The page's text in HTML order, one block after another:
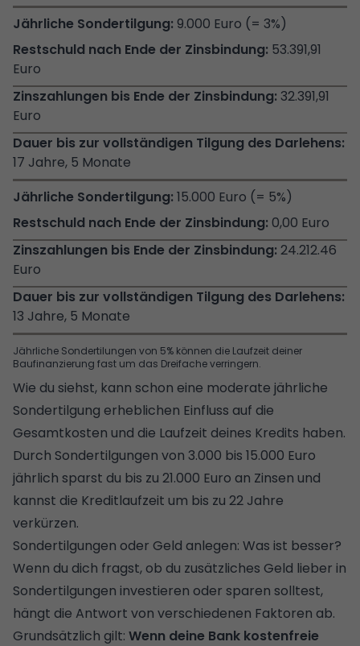
Jährliche Sondertilungen von 5% können die Laufzeit deiner
Baufinanzierung fast um das Dreifache verringern.
9.000 Euro (= 3%)
53.391,91
Euro
32.391,91
Euro
17 Jahre, 5 Monate
15.000 Euro (= 5%)
0,00 Euro
24.212.46
Euro
13 Jahre, 5 Monate
Wie du siehst, kann schon eine moderate jährliche
Sondertilgung erheblichen Einfluss auf die
Gesamtkosten und die Laufzeit deines Kredits haben.
​Durch Sondertilgungen von 3.000 bis 15.000 Euro
jährlich sparst du bis zu 21.000 Euro an Zinsen und
kannst die Kreditlaufzeit um bis zu 22 Jahre
verkürzen.
Sondertilgungen oder Geld anlegen: Was ist besser?
Wenn du dich fragst, ob du zusätzliches Geld lieber in
Sondertilgungen investieren oder sparen solltest,
hängt die Antwort von verschiedenen Faktoren ab.
Grundsätzlich gilt: Wenn deine Bank kostenfreie